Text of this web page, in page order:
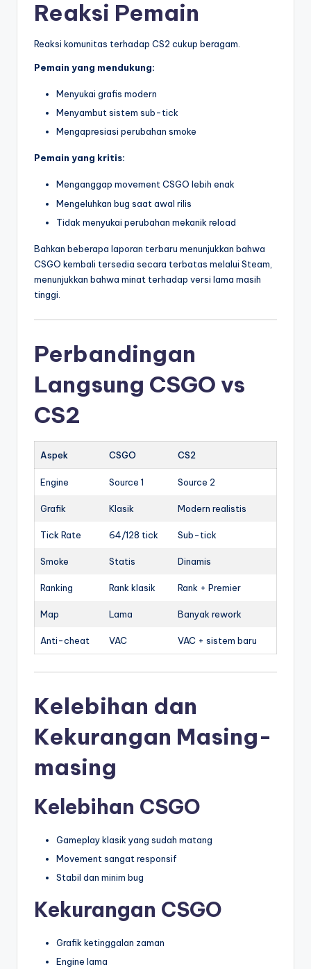
Reaksi Pemain
Reaksi komunitas terhadap CS2 cukup beragam.
Pemain yang mendukung:
Menyukai grafis modern
Menyambut sistem sub-tick
Mengapresiasi perubahan smoke
Pemain yang kritis:
Menganggap movement CSGO lebih enak
Mengeluhkan bug saat awal rilis
Tidak menyukai perubahan mekanik reload
Bahkan beberapa laporan terbaru menunjukkan bahwa
CSGO kembali tersedia secara terbatas melalui Steam,
menunjukkan bahwa minat terhadap versi lama masih
tinggi.
Perbandingan
Langsung CSGO vs
CS2
Aspek CSGO CS2
Engine Source 1 Source 2
Grafik Klasik Modern realistis
Tick Rate 64/128 tick Sub-tick
Smoke Statis Dinamis
Ranking Rank klasik Rank + Premier
Map Lama Banyak rework
Anti-cheat VAC VAC + sistem baru
Kelebihan dan
Kekurangan Masing-
masing
Kelebihan CSGO
Gameplay klasik yang sudah matang
Movement sangat responsif
Stabil dan minim bug
Kekurangan CSGO
Grafik ketinggalan zaman
Engine lama